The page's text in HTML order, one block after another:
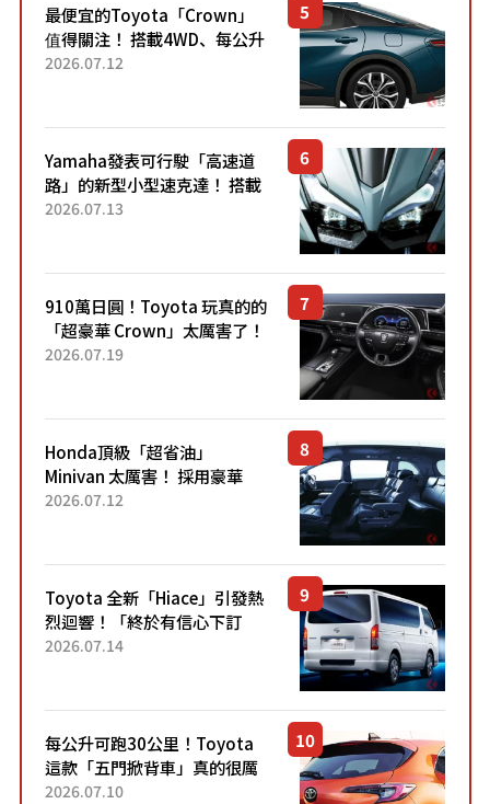
最便宜的Toyota「Crown」
值得關注！ 搭載4WD、每公升
22.4公里低油耗表現超亮眼！
2026.07.12
Yamaha發表可行駛「高速道
路」的新型小型速克達！ 搭載
能享受超強勁「渦輪感」的動
2026.07.13
910萬日圓！Toyota 玩真的的
「超豪華 Crown」太厲害了！
採用由「匠人技藝」打造的
2026.07.19
Honda頂級「超省油」
Minivan 太厲害！ 採用豪華
「真皮座椅」與專屬「黑色內
「三...
2026.07.12
Toyota 全新「Hiace」引發熱
烈迴響！「終於有信心下訂
了！」「哪個等級交車最
車？...
2026.07.14
每公升可跑30公里！Toyota
這款「五門掀背車」真的很厲
害！ 擁有全長4.3公尺的「剛剛
2026.07.10